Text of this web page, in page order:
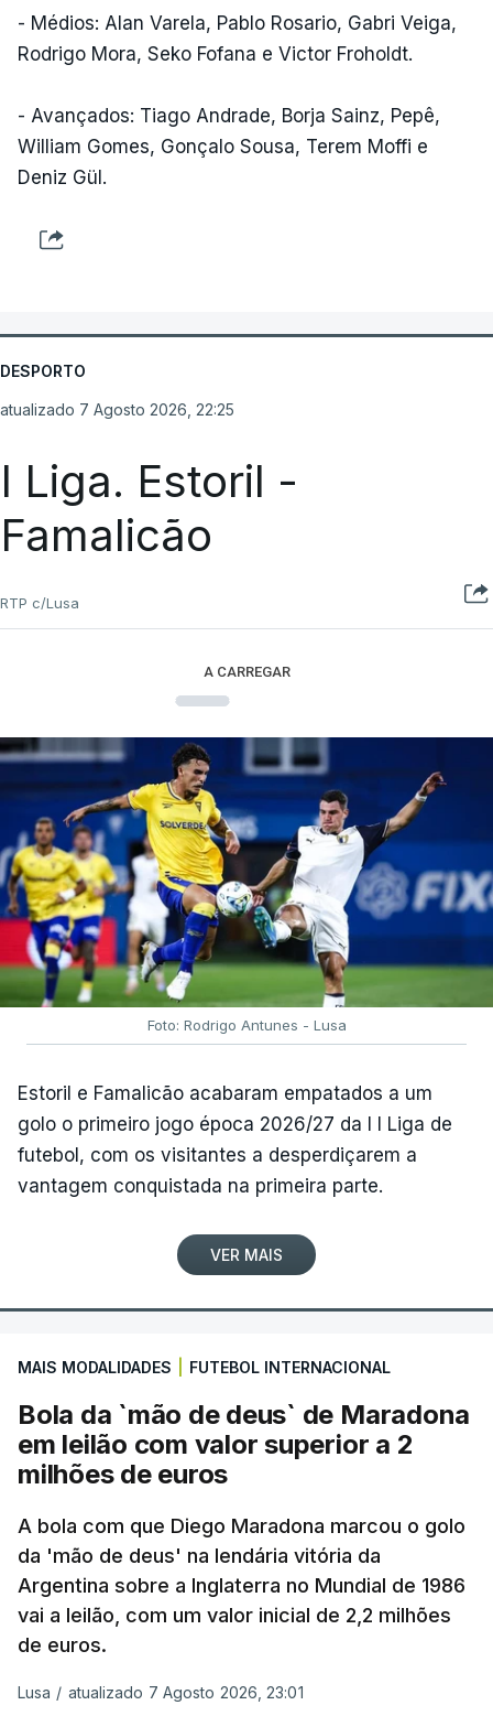
- Médios: Alan Varela, Pablo Rosario, Gabri Veiga,
Rodrigo Mora, Seko Fofana e Victor Froholdt.
- Avançados: Tiago Andrade, Borja Sainz, Pepê,
William Gomes, Gonçalo Sousa, Terem Moffi e
Deniz Gül.
DESPORTO
atualizado 7 Agosto 2026, 22:25
I Liga. Estoril -
Famalicão
RTP c/Lusa
A CARREGAR
Foto: Rodrigo Antunes - Lusa
Estoril e Famalicão acabaram empatados a um
golo o primeiro jogo época 2026/27 da I I Liga de
futebol, com os visitantes a desperdiçarem a
vantagem conquistada na primeira parte.
VER MAIS
MAIS MODALIDADES FUTEBOL INTERNACIONAL
Bola da `mão de deus` de Maradona
em leilão com valor superior a 2
milhões de euros
A bola com que Diego Maradona marcou o golo
da 'mão de deus' na lendária vitória da
Argentina sobre a Inglaterra no Mundial de 1986
vai a leilão, com um valor inicial de 2,2 milhões
de euros.
Lusa / atualizado 7 Agosto 2026, 23:01